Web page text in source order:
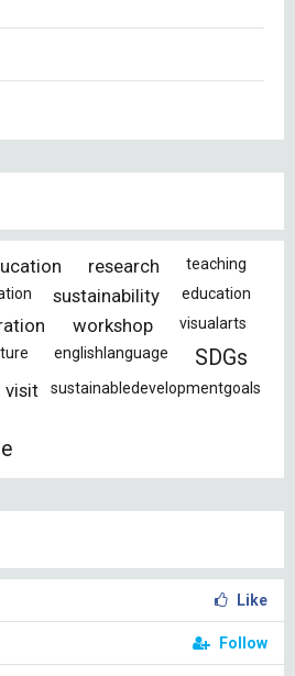
research
teaching
sustainability
education
workshop
visualarts
englishlanguage SDGs
visit sustainabledevelopmentgoals
Like
Follow